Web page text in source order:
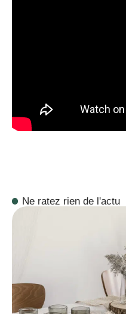
Ne ratez rien de l'actu